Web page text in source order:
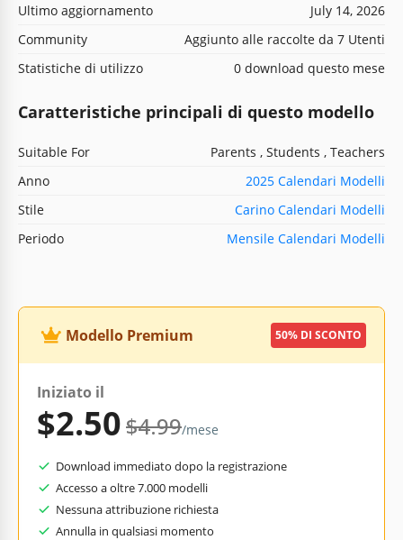
Ultimo aggiornamento
July 14, 2026
Community
Aggiunto alle raccolte da 7 Utenti
Statistiche di utilizzo
0 download questo mese
Caratteristiche principali di questo modello
Suitable For
Parents , Students , Teachers
Anno
2025 Calendari Modelli
Stile
Carino Calendari Modelli
Periodo
Mensile Calendari Modelli
Modello Premium 50% DI SCONTO
Iniziato il
$2.50$4.99/mese
Download immediato dopo la registrazione
Accesso a oltre 7.000 modelli
Nessuna attribuzione richiesta
Annulla in qualsiasi momento